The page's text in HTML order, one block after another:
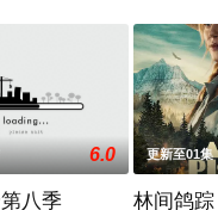
6.0
八季
更新至01集
林间鸽踪